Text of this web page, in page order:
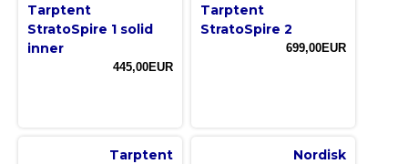
Tarptent
StratoSpire 1 solid
inner
445,00EUR
Tarptent
StratoSpire 2
699,00EUR
Tarptent Nordisk